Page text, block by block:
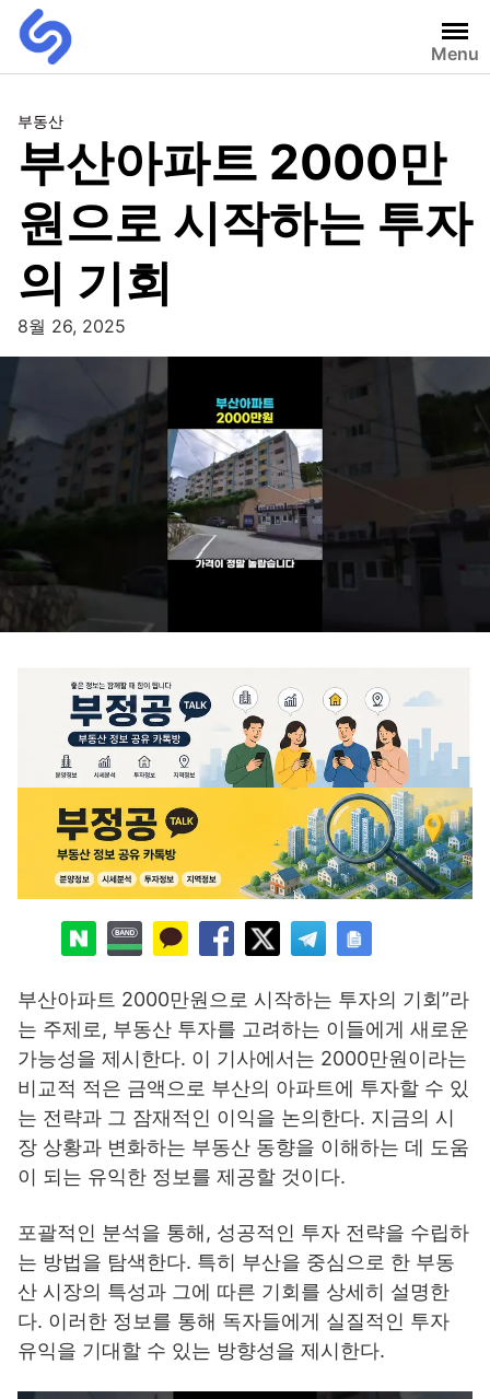
Menu
부동산
부산아파트 2000만
원으로 시작하는 투자
의 기회
8월 26, 2025
부산아파트 2000만원으로 시작하는 투자의 기회”라
는 주제로, 부동산 투자를 고려하는 이들에게 새로운
가능성을 제시한다. 이 기사에서는 2000만원이라는
비교적 적은 금액으로 부산의 아파트에 투자할 수 있
는 전략과 그 잠재적인 이익을 논의한다. 지금의 시
장 상황과 변화하는 부동산 동향을 이해하는 데 도움
이 되는 유익한 정보를 제공할 것이다.
포괄적인 분석을 통해, 성공적인 투자 전략을 수립하
는 방법을 탐색한다. 특히 부산을 중심으로 한 부동
산 시장의 특성과 그에 따른 기회를 상세히 설명한
다. 이러한 정보를 통해 독자들에게 실질적인 투자
유익을 기대할 수 있는 방향성을 제시한다.